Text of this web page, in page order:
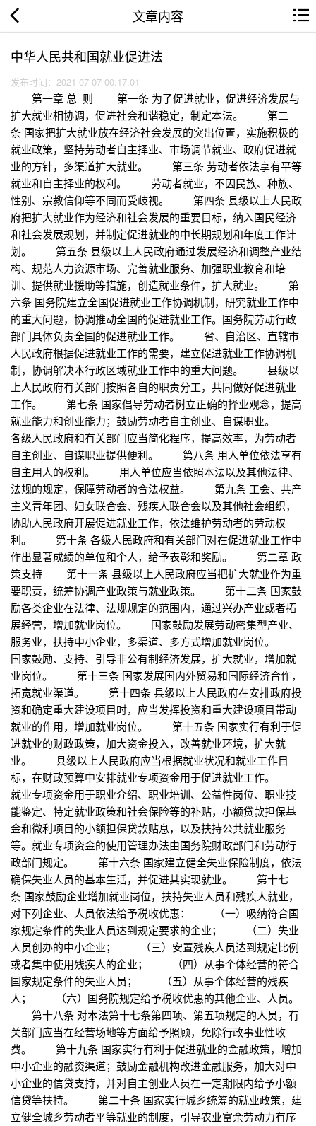
文章内容
中华人民共和国就业促进法
发布时间：2021-07-07 00:17:01
第一章 总 则 第一条 为了促进就业，促进经济发展与
扩大就业相协调，促进社会和谐稳定，制定本法。 第二
条 国家把扩大就业放在经济社会发展的突出位置，实施积极的
就业政策，坚持劳动者自主择业、市场调节就业、政府促进就
业的方针，多渠道扩大就业。 第三条 劳动者依法享有平等
就业和自主择业的权利。 劳动者就业，不因民族、种族、
性别、宗教信仰等不同而受歧视。 第四条 县级以上人民政
府把扩大就业作为经济和社会发展的重要目标，纳入国民经济
和社会发展规划，并制定促进就业的中长期规划和年度工作计
划。 第五条 县级以上人民政府通过发展经济和调整产业结
构、规范人力资源市场、完善就业服务、加强职业教育和培
训、提供就业援助等措施，创造就业条件，扩大就业。 第
六条 国务院建立全国促进就业工作协调机制，研究就业工作中
的重大问题，协调推动全国的促进就业工作。国务院劳动行政
部门具体负责全国的促进就业工作。 省、自治区、直辖市
人民政府根据促进就业工作的需要，建立促进就业工作协调机
制，协调解决本行政区域就业工作中的重大问题。 县级以
上人民政府有关部门按照各自的职责分工，共同做好促进就业
工作。 第七条 国家倡导劳动者树立正确的择业观念，提高
就业能力和创业能力；鼓励劳动者自主创业、自谋职业。
各级人民政府和有关部门应当简化程序，提高效率，为劳动者
自主创业、自谋职业提供便利。 第八条 用人单位依法享有
自主用人的权利。 用人单位应当依照本法以及其他法律、
法规的规定，保障劳动者的合法权益。 第九条 工会、共产
主义青年团、妇女联合会、残疾人联合会以及其他社会组织，
协助人民政府开展促进就业工作，依法维护劳动者的劳动权
利。 第十条 各级人民政府和有关部门对在促进就业工作中
作出显著成绩的单位和个人，给予表彰和奖励。 第二章 政
策支持 第十一条 县级以上人民政府应当把扩大就业作为重
要职责，统筹协调产业政策与就业政策。 第十二条 国家鼓
励各类企业在法律、法规规定的范围内，通过兴办产业或者拓
展经营，增加就业岗位。 国家鼓励发展劳动密集型产业、
服务业，扶持中小企业，多渠道、多方式增加就业岗位。
国家鼓励、支持、引导非公有制经济发展，扩大就业，增加就
业岗位。 第十三条 国家发展国内外贸易和国际经济合作，
拓宽就业渠道。 第十四条 县级以上人民政府在安排政府投
资和确定重大建设项目时，应当发挥投资和重大建设项目带动
就业的作用，增加就业岗位。 第十五条 国家实行有利于促
进就业的财政政策，加大资金投入，改善就业环境，扩大就
业。 县级以上人民政府应当根据就业状况和就业工作目
标，在财政预算中安排就业专项资金用于促进就业工作。
就业专项资金用于职业介绍、职业培训、公益性岗位、职业技
能鉴定、特定就业政策和社会保险等的补贴，小额贷款担保基
金和微利项目的小额担保贷款贴息，以及扶持公共就业服务
等。就业专项资金的使用管理办法由国务院财政部门和劳动行
政部门规定。 第十六条 国家建立健全失业保险制度，依法
确保失业人员的基本生活，并促进其实现就业。 第十七
条 国家鼓励企业增加就业岗位，扶持失业人员和残疾人就业，
对下列企业、人员依法给予税收优惠： （一）吸纳符合国
家规定条件的失业人员达到规定要求的企业； （二）失业
人员创办的中小企业； （三）安置残疾人员达到规定比例
或者集中使用残疾人的企业； （四）从事个体经营的符合
国家规定条件的失业人员； （五）从事个体经营的残疾
人； （六）国务院规定给予税收优惠的其他企业、人员。
第十八条 对本法第十七条第四项、第五项规定的人员，有
关部门应当在经营场地等方面给予照顾，免除行政事业性收
费。 第十九条 国家实行有利于促进就业的金融政策，增加
中小企业的融资渠道；鼓励金融机构改进金融服务，加大对中
小企业的信贷支持，并对自主创业人员在一定期限内给予小额
信贷等扶持。 第二十条 国家实行城乡统筹的就业政策，建
立健全城乡劳动者平等就业的制度，引导农业富余劳动力有序